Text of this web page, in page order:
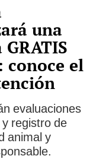
una
conoce el
evaluaciones
registro de
animal y